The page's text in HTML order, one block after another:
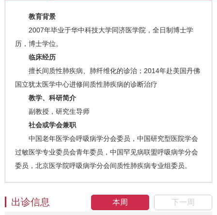
教育背景
2007年毕业于华中科技大学同济医学院，全日制博士学
历，博士学位。
临床经历
擅长间质性肺疾病、肺纤维化的诊治；2014年赴美国丹佛
国立犹太医学中心进修间质性肺疾病的诊断治疗
教学、科研简介
副教授，研究生导师
社会或学会兼职
中国老年医学会呼吸病学分会委员，中国研究型医院学会
过敏医学专业委员会青年委员，中国罕见病联盟呼吸病学分会
委员，北京医学院呼吸病学分会间质性肺疾病专业组委员。
本周 下一周
出诊信息